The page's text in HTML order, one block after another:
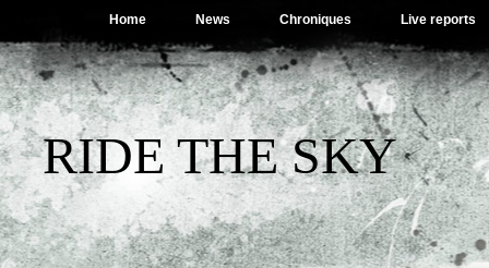
Home News Chroniques Live reports
RIDE THE SKY